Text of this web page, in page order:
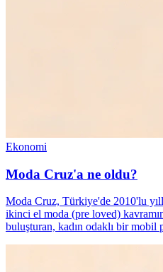
Ekonomi
Moda Cruz'a ne oldu?
Moda Cruz, Türkiye'de 2010'lu
ikinci el moda (pre loved)
buluşturan, kadın odaklı bir